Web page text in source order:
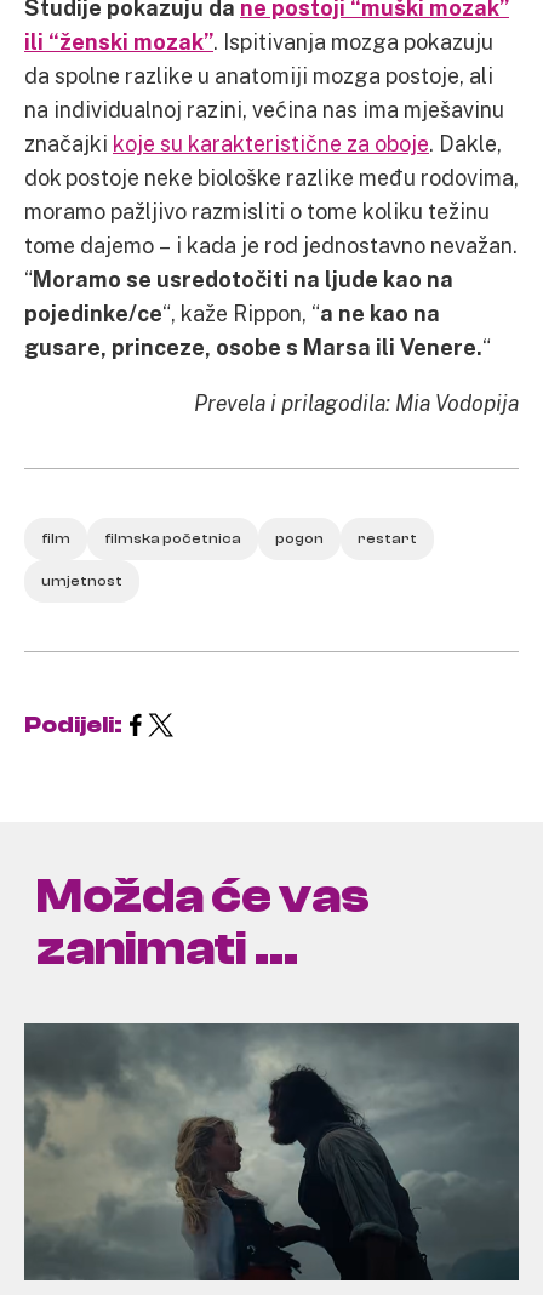
Studije pokazuju da ne postoji “muški mozak”
ili “ženski mozak”. Ispitivanja mozga pokazuju
da spolne razlike u anatomiji mozga postoje, ali
na individualnoj razini, većina nas ima mješavinu
značajki koje su karakteristične za oboje. Dakle,
dok postoje neke biološke razlike među rodovima,
moramo pažljivo razmisliti o tome koliku težinu
tome dajemo – i kada je rod jednostavno nevažan.
“Moramo se usredotočiti na ljude kao na
pojedinke/ce“, kaže Rippon, “a ne kao na
gusare, princeze, osobe s Marsa ili Venere.“
Prevela i prilagodila: Mia Vodopija
film filmska početnica pogon restart
umjetnost
Podijeli:
Možda će vas
zanimati ...